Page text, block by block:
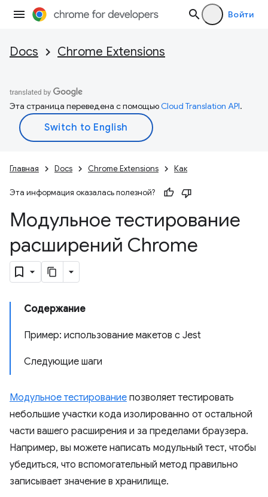
Войти
Docs Chrome Extensions
Эта страница переведена с помощьюCloud Translation API.
Главная Docs Chrome Extensions Как
Эта информация оказалась полезной?
Модульное тестирование
расширений Chrome
Содержание
Пример: использование макетов с Jest
Следующие шаги
Модульное тестирование позволяет тестировать
небольшие участки кода изолированно от остальной
части вашего расширения и за пределами браузера.
Например, вы можете написать модульный тест, чтобы
убедиться, что вспомогательный метод правильно
записывает значение в хранилище.